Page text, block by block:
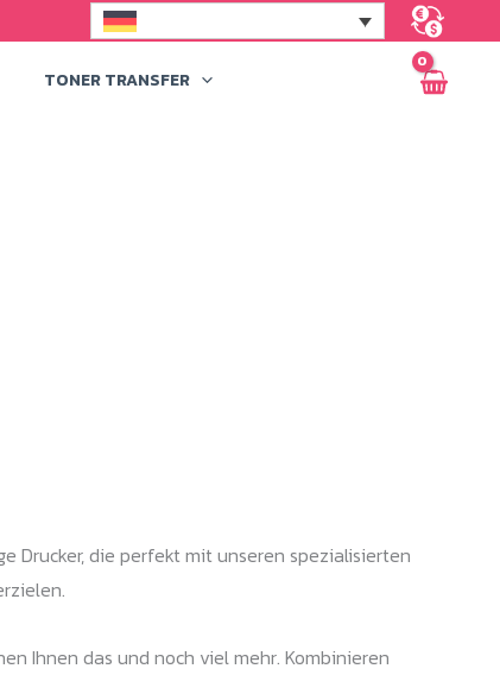
TONER TRANSFER
Drucker, die perfekt mit unseren spezialisierten
Ihnen das und noch viel mehr. Kombinieren